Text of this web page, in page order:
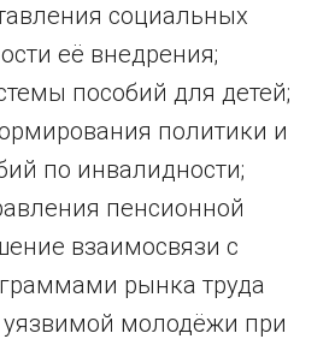
социальных
её внедрения;
пособий для детей;
политики и
по инвалидности;
пенсионной
взаимосвязи с
рынка труда
молодёжи при